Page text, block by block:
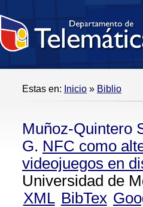
Estas en: Inicio » Biblio
Muñoz-Quintero
G. NFC como
videojuegos en
Universidad de
XML BibTex